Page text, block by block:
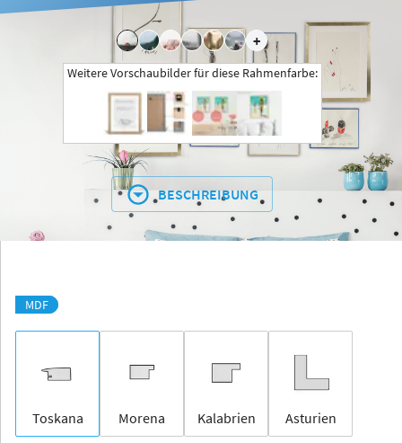
+
Weitere Vorschaubilder für diese Rahmenfarbe:
BESCHREIBUNG
MDF
Toskana Morena Kalabrien Asturien